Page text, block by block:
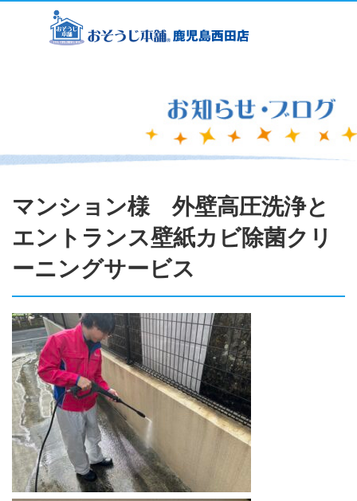
マンション様 外壁高圧洗浄と
エントランス壁紙カビ除菌クリ
ーニングサービス